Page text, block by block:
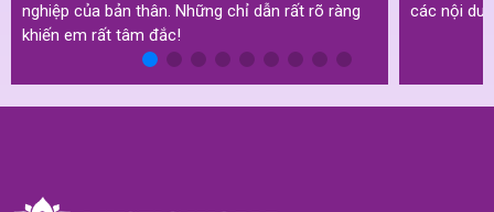
nghiệp của bản thân. Những chỉ dẫn rất rõ ràng
khiến em rất tâm đắc!
các nội